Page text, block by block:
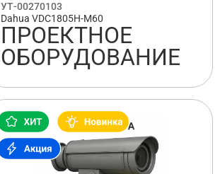
УТ-00270103
Dahua VDC1805H-M60
ПРОЕКТНОЕ
ОБОРУДОВАНИЕ